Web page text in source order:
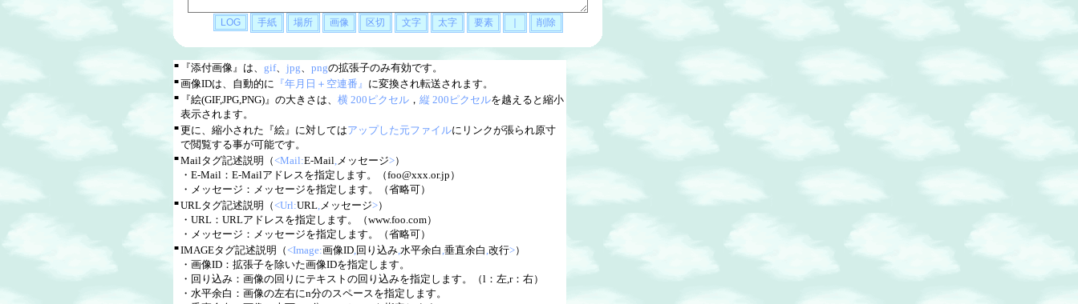
■ 『添付画像』は、 gif、 jpg、 pngの拡張子のみ有効です。
■画像IDは、自動的に 『年月日＋空連番』 に変換され転送されます。
■ 『絵(GIF,JPG,PNG)』の大きさは、 横 200ピクセル ， 縦 200ピクセルを越えると縮小
表示されます。
■更に、縮小された『絵』に対してはアップした元ファイルにリンクが張られ原寸
で閲覧する事が可能です。
■Mailタグ記述説明（<Mail:E-Mail,メッセージ>）
・E-Mail：E-Mailアドレスを指定します。（foo@xxx.or.jp）
・メッセージ：メッセージを指定します。（省略可）
■URLタグ記述説明（<Url:URL,メッセージ>）
・URL：URLアドレスを指定します。（www.foo.com）
・メッセージ：メッセージを指定します。（省略可）
■IMAGEタグ記述説明（<Image:画像ID,回り込み,水平余白 ,垂直余白 ,改行>）
・画像ID：拡張子を除いた画像IDを指定します。
・回り込み：画像の回りにテキストの回り込みを指定します。（l：左,r：右）
・水平余白：画像の左右にn分のスペースを指定します。